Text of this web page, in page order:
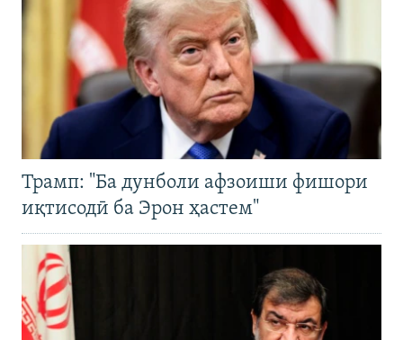
Трамп: "Ба дунболи афзоиши фишори
иқтисодӣ ба Эрон ҳастем"